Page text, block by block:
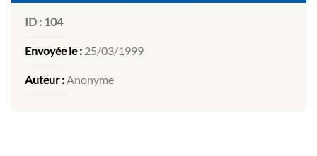
ID : 104
Envoyée le : 25/03/1999
Auteur : Anonyme